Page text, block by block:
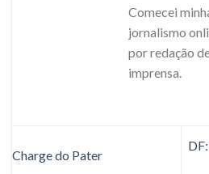
Comecei
jornalismo
por redação
imprensa.
Charge do Pater